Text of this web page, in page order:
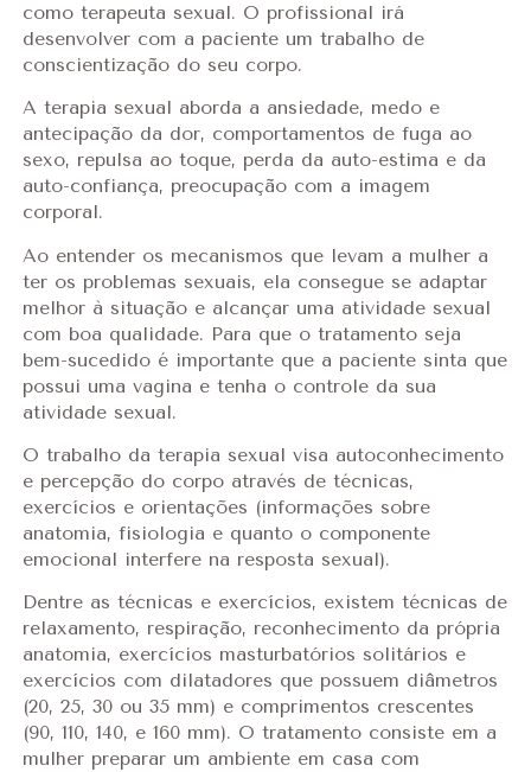
como terapeuta sexual. O profissional irá
desenvolver com a paciente um trabalho de
conscientização do seu corpo.
A terapia sexual aborda a ansiedade, medo e
antecipação da dor, comportamentos de fuga ao
sexo, repulsa ao toque, perda da auto-estima e da
auto-confiança, preocupação com a imagem
corporal.
Ao entender os mecanismos que levam a mulher a
ter os problemas sexuais, ela consegue se adaptar
melhor à situação e alcançar uma atividade sexual
com boa qualidade. Para que o tratamento seja
bem-sucedido é importante que a paciente sinta que
possui uma vagina e tenha o controle da sua
atividade sexual.
O trabalho da terapia sexual visa autoconhecimento
e percepção do corpo através de técnicas,
exercícios e orientações (informações sobre
anatomia, fisiologia e quanto o componente
emocional interfere na resposta sexual).
Dentre as técnicas e exercícios, existem técnicas de
relaxamento, respiração, reconhecimento da própria
anatomia, exercícios masturbatórios solitários e
exercícios com dilatadores que possuem diâmetros
(20, 25, 30 ou 35 mm) e comprimentos crescentes
(90, 110, 140, e 160 mm). O tratamento consiste em a
mulher preparar um ambiente em casa com